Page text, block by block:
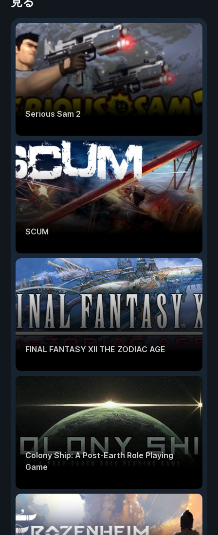
Serious Sam 2
SCUM
FINAL FANTASY XII THE ZODIAC AGE
Colony Ship: A Post-Earth Role Playing
Game